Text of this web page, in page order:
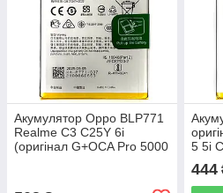
Акумулятор Oppo BLP771
Realme C3 C25Y 6i
(оригінал G+OCA Pro 5000
5 5i
444